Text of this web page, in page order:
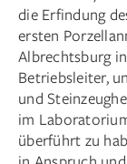
die Erfindung
ersten
Albrechtsburg
Betriebsleiter,
und
im
überführt zu